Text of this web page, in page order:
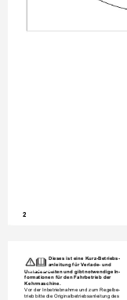
2
Dieses ist eine Kurz-Betriebs-
anleitung für Verlade- und
Umladearbeiten und gibt notwendige In-
Deutsch
formationen für den Fahrbetrieb der
Kehrmaschine.
Vor der Inbetriebnahme und zum Regelbe-
trieb bitte die Originalbetriebsanleitung des